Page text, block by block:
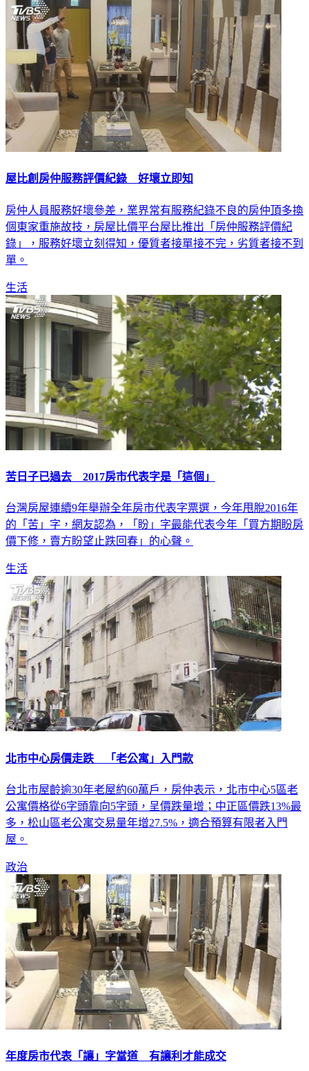
屋比創房仲服務評價紀錄 好壞立即知
房仲人員服務好壞參差，業界常有服務紀錄不良的房仲頂多換
個東家重施故技，房屋比價平台屋比推出「房仲服務評價紀
錄」，服務好壞立刻得知，優質者接單接不完，劣質者接不到
單。
生活
苦日子已過去 2017房市代表字是「這個」
台灣房屋連續9年舉辦全年房市代表字票選，今年甩脫2016年
的「苦」字，網友認為，「盼」字最能代表今年「買方期盼房
價下修，賣方盼望止跌回春」的心聲。
生活
北市中心房價走跌 「老公寓」入門款
台北市屋齡逾30年老屋約60萬戶，房仲表示，北市中心5區老
公寓價格從6字頭靠向5字頭，呈價跌量增；中正區價跌13%最
多，松山區老公寓交易量年增27.5%，適合預算有限者入門
屋。
政治
年度房市代表「讓」字當道 有讓利才能成交